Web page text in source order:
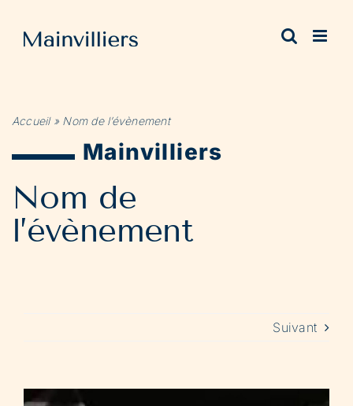
contenu
Accueil» Nom de l’évènement
Mainvilliers
Nom de
l’évènement
Suivant